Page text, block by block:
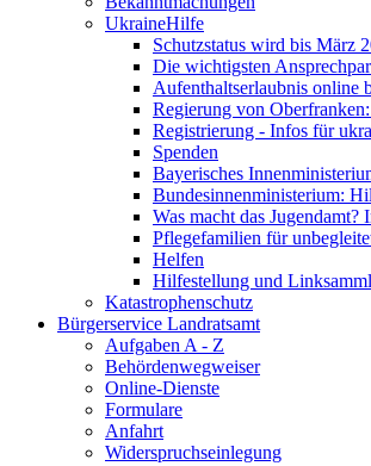
UkraineHilfe
Schutzstatus wird bis März
Die wichtigsten
Aufenthaltserlaubnis online
Regierung von
Registrierung - Infos für
Spenden
Bayerisches
Bundesinnenministerium:
Was macht das Jugendamt?
Pflegefamilien für
Helfen
Hilfestellung und
Katastrophenschutz
Bürgerservice Landratsamt
Aufgaben A - Z
Behördenwegweiser
Online-Dienste
Formulare
Anfahrt
Widerspruchseinlegung